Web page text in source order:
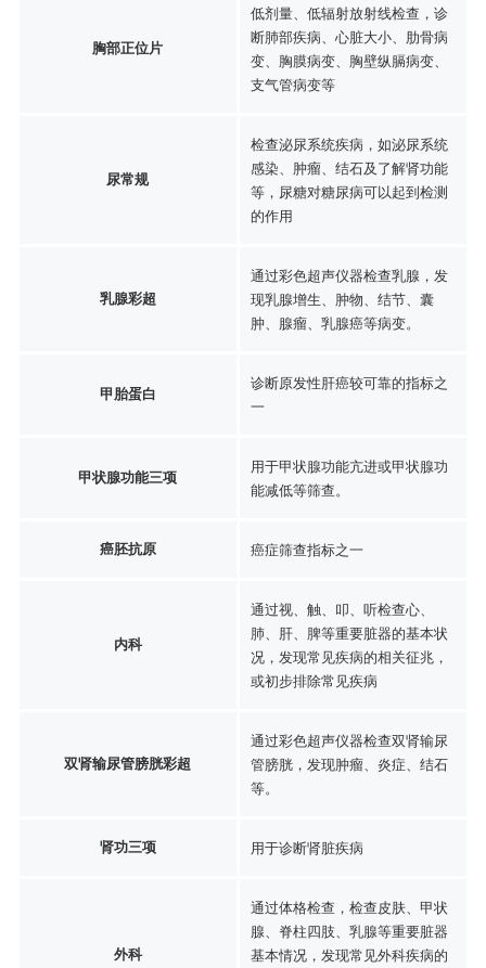
胸部正位片
低剂量、低辐射放射线检查，诊
断肺部疾病、心脏大小、肋骨病
变、胸膜病变、胸壁纵膈病变、
支气管病变等
尿常规
检查泌尿系统疾病，如泌尿系统
感染、肿瘤、结石及了解肾功能
等，尿糖对糖尿病可以起到检测
的作用
乳腺彩超
通过彩色超声仪器检查乳腺，发
现乳腺增生、肿物、结节、囊
肿、腺瘤、乳腺癌等病变。
甲胎蛋白
诊断原发性肝癌较可靠的指标之
一
甲状腺功能三项
用于甲状腺功能亢进或甲状腺功
能减低等筛查。
癌胚抗原 癌症筛查指标之一
内科
通过视、触、叩、听检查心、
肺、肝、脾等重要脏器的基本状
况，发现常见疾病的相关征兆，
或初步排除常见疾病
双肾输尿管膀胱彩超
通过彩色超声仪器检查双肾输尿
管膀胱，发现肿瘤、炎症、结石
等。
肾功三项 用于诊断肾脏疾病
外科
通过体格检查，检查皮肤、甲状
腺、脊柱四肢、乳腺等重要脏器
基本情况，发现常见外科疾病的